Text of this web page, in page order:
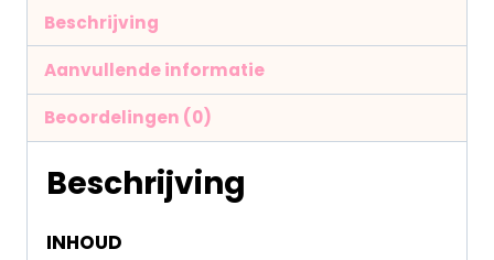
Beschrijving
Aanvullende informatie
Beoordelingen (0)
Beschrijving
INHOUD